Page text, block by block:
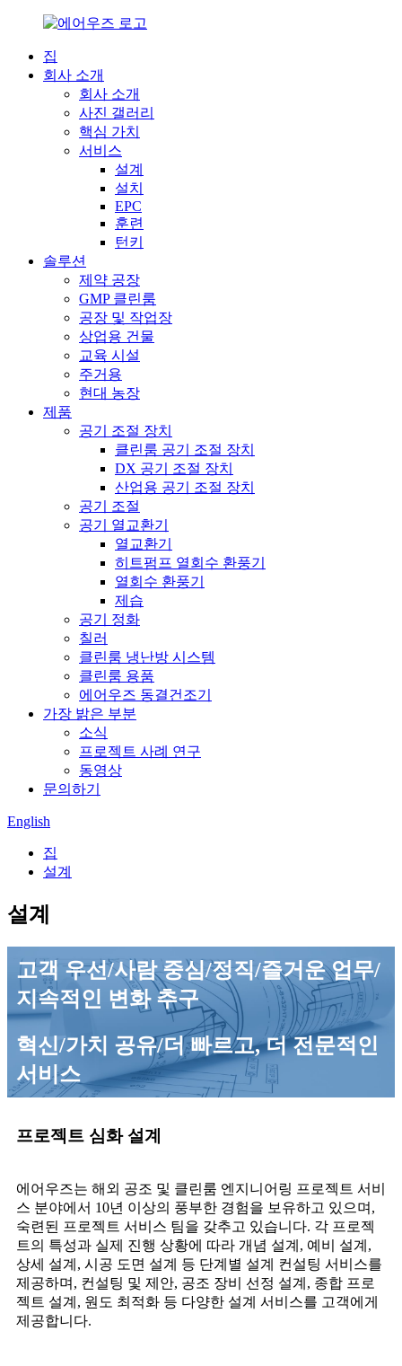
집
회사 소개
회사 소개
사진 갤러리
핵심 가치
서비스
설계
설치
EPC
훈련
턴키
솔루션
제약 공장
GMP 클린룸
공장 및 작업장
상업용 건물
교육 시설
주거용
현대 농장
제품
공기 조절 장치
클린룸 공기 조절 장치
DX 공기 조절 장치
산업용 공기 조절 장치
공기 조절
공기 열교환기
열교환기
히트펌프 열회수 환풍기
열회수 환풍기
제습
공기 정화
칠러
클린룸 냉난방 시스템
클린룸 용품
에어우즈 동결건조기
가장 밝은 부분
소식
프로젝트 사례 연구
동영상
문의하기
English
집
설계
설계
고객 우선/사람 중심/정직/즐거운 업무/
지속적인 변화 추구
혁신/가치 공유/더 빠르고, 더 전문적인
서비스
프로젝트 심화 설계
에어우즈는 해외 공조 및 클린룸 엔지니어링 프로젝트 서비
스 분야에서 10년 이상의 풍부한 경험을 보유하고 있으며,
숙련된 프로젝트 서비스 팀을 갖추고 있습니다. 각 프로젝
트의 특성과 실제 진행 상황에 따라 개념 설계, 예비 설계,
상세 설계, 시공 도면 설계 등 단계별 설계 컨설팅 서비스를
제공하며, 컨설팅 및 제안, 공조 장비 선정 설계, 종합 프로
젝트 설계, 원도 최적화 등 다양한 설계 서비스를 고객에게
제공합니다.